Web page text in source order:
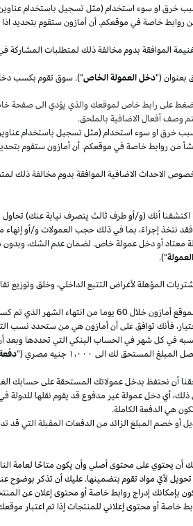
خرق او سوء استخدام (مثل تسجيل باستخدام عناوين
روابط خاصة في موقعكم. أن أمازون ستقوم بتحديد اذا
الموافقة بدوم مخالفة ذلك لمتطلبات المشاركة
بعنوان ("دخل العمولة الخاص
على رابط خاص لموقعك والذي يؤدي الى صفحة
وصف أفعال الاضافية بالملحق.
خرق او سوء استخدام (مثل تسجيل باستخدام عناوين
من روابط خاصة في موقعكم. أن أمازون ستقوم
الاحداث الاضافية الموافقة بدوم مخالفة ذلك
اكتشفنا أنك (و/أو طرف ثالث يتصرف نيابة عنك)
نتخذ إجراءً، بما في ذلك حجب العمولات و/أو
معتاد أو دخل عمولة خاص. لضمان عدم الشك،وبدون
").
المؤهلة لأغراض التتبع الداخلي،وخلق وتوزيع
سنقوم بدفع دخل العمولة المعتاد ودخل العمولة الخاص في
فأنك توافق على أن أمازون هي من ستحدد نسب
في كل شهر في الحساب البنكي التي تحددها وبعد
المبلغ المستحق لك الى ١٬٠٠٠ جنيه مصري("
أن نحتفظ بدخل عمولاتك المستحقة على حسابك
ذلك،أي دخل عمولة غير مدفوع قد يقوم نقلها للدولة
هي الدفعة الكاملة.
أو خصم المبلغ الزائد من الدفعات المقبلة التي قد
أن يحتوي على محتوى أصلي وأن يكون متاحًا لعامة
لأيّ مواد تقوم بتضمينها. عليك أن تذكر
بإمكانك إدراج روابط خاصة أو محتوى إعلان عن
خاصة أو محتوى إعلاني للمنتجات إذا تم اعتبار